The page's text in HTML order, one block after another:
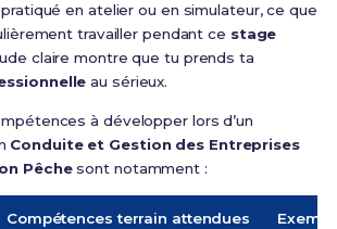
en atelier ou en simulateur, ce que
travailler pendant ce stage
claire montre que tu prends ta
au sérieux.
à développer lors d’un
Conduite et Gestion des Entreprises
Pêchesont notamment :
Compétences terrain attendues